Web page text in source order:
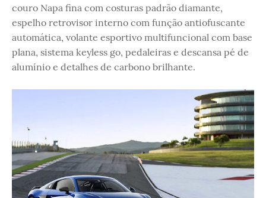
couro Napa fina com costuras padrão diamante,
espelho retrovisor interno com função antiofuscante
automática, volante esportivo multifuncional com base
plana, sistema keyless go, pedaleiras e descansa pé de
alumínio e detalhes de carbono brilhante.